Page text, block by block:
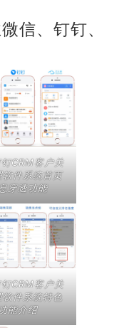
信、钉钉、
CRM客户关
软件系统首页
穿透功能
CRM客户关
软件系统特色
能介绍